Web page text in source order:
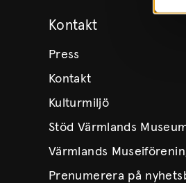
Kontakt
Press
Kontakt
Kulturmiljö
Stöd Värmlands
Värmlands
Prenumerera på